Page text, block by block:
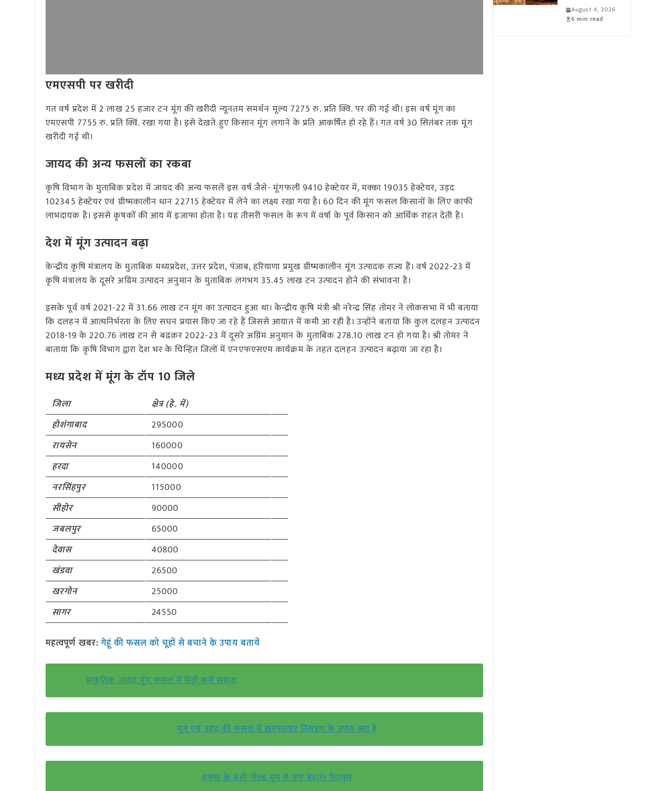
एमएसपी पर खरीदी
गत वर्ष प्रदेश में 2 लाख 25 हजार टन मूंग की खरीदी न्यूनतम समर्थन मूल्य 7275 रु. प्रति क्वि. पर की गई थी। इस वर्ष मूंग का
एमएसपी 7755 रु. प्रति क्विं. रखा गया है। इसे देखते हुए किसान मूंग लगाने के प्रति आकर्षित हो रहे हैं। गत वर्ष 30 सितंबर तक मूंग
खरीदी गई थी।
जायद की अन्य फसलों का रकबा
कृषि विभाग के मुताबिक प्रदेश में जायद की अन्य फसलें इस वर्ष जैसे- मूंगफली 9410 हेक्टेयर में, मक्का 19035 हेक्टेयर, उड़द
102345 हेक्टेयर एवं ग्रीष्मकालीन धान 22715 हेक्टेयर में लेने का लक्ष्य रखा गया है। 60 दिन की मूंग फसल किसानों के लिए काफी
लाभदायक है। इससे कृषकों की आय में इजाफा होता है। यह तीसरी फसल के रूप में वर्षा के पूर्व किसान को आर्थिक राहत देती है।
देश में मूंग उत्पादन बढ़ा
केन्द्रीय कृषि मंत्रालय के मुताबिक मध्यप्रदेश, उत्तर प्रदेश, पंजाब, हरियाणा प्रमुख ग्रीष्मकालीन मूंग उत्पादक राज्य हैं। वर्ष 2022-23 में
कृषि मंत्रालय के दूसरे अग्रिम उत्पादन अनुमान के मुताबिक लगभग 35.45 लाख टन उत्पादन होने की संभावना है।
इसके पूर्व वर्ष 2021-22 में 31.66 लाख टन मूंग का उत्पादन हुआ था। केन्द्रीय कृषि मंत्री श्री नरेन्द्र सिंह तोमर ने लोकसभा में भी बताया
कि दलहन में आत्मनिर्भरता के लिए सघन प्रयास किए जा रहे हैं जिससे आयात में कमी आ रही है। उन्होंने बताया कि कुल दलहन उत्पादन
2018-19 के 220.76 लाख टन से बढक़र 2022-23 में दूसरे अग्रिम अनुमान के मुताबिक 278.10 लाख टन हो गया है। श्री तोमर ने
बाताया कि कृषि विभाग द्वारा देश भर के चिन्हित जिलों में एनएफएसएम कार्यक्रम के तहत दलहन उत्पादन बढ़ाया जा रहा है।
मध्य प्रदेश में मूंग के टॉप 10 जिले
जिला
क्षेत्र (हे. में)
होशंगाबाद
295000
रायसेन
160000
हरदा
140000
नरसिंहपुर
115000
सीहोर
90000
जबलपुर
65000
देवास
40800
खंडवा
26500
खरगोन
25000
सागर
24550
महत्वपूर्ण खबर: गेहूं की फसल को चूहों से बचाने के उपाय बतायें
प्राकृतिक जायद मूंग फसल में मिट्टी बनी सहारा
मूंग एवं उड़द की फसल में खरपतवार नियंत्रण के उपाय क्या है
इफ्सा के बंशी गोल्ड मूंग से पाएं बेहतर पैदावार
August 4, 2026
6 min read